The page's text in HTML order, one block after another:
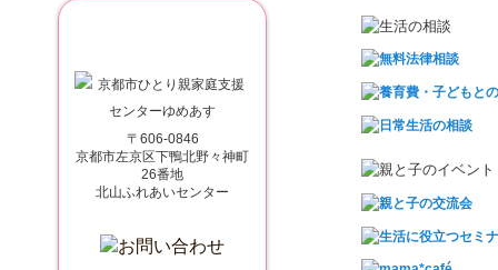
京都市ひとり親家庭
〒606-0846
京都市左京区下鴨北野々神町
26番地
北山ふれあいセンター